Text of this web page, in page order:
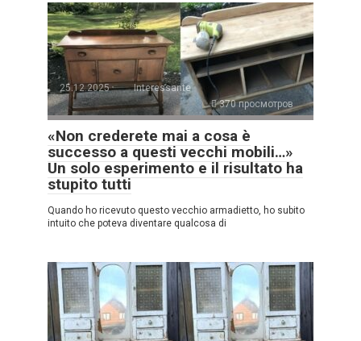
25.12.2025
Interessante
370 просмотров
«Non crederete mai a cosa è
successo a questi vecchi mobili…»
Un solo esperimento e il risultato ha
stupito tutti
Quando ho ricevuto questo vecchio armadietto, ho subito
intuito che poteva diventare qualcosa di